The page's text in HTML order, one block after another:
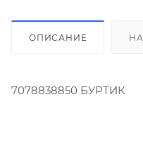
ОПИСАНИЕ
7078838850 БУРТИК